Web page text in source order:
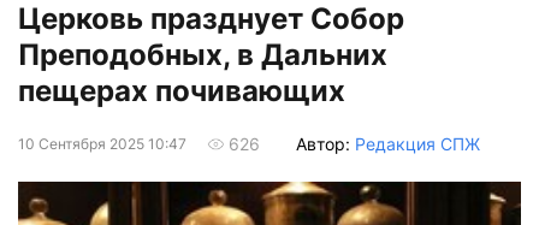
Церковь празднует Собор
Преподобных, в Дальних
пещерах почивающих
10 Сентября 2025 10:47 626 Автор: Редакция СПЖ